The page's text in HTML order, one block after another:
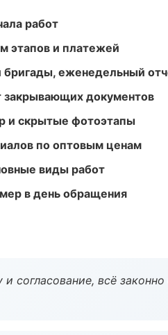
работ
этапов и платежей
еженедельный
закрывающих документов
и скрытые фотоэтапы
по оптовым ценам
виды работ
в день обращения
согласование, всё